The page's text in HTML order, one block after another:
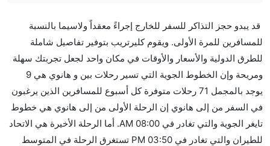
مباشرة من إلىهانوي مما تستغرقه الخطوط الجوية الأخرى؟
نعم. توفر كل من VietJet Air أسرع رحلات الطيران على
هذا الطريق،
هل توفر شركات الطيران مساحة إضافية للنوم؟
كثير من خطوط طيران درجة رجال الأعمال توفر مساحة
إضافية للنوم.
هل يمكنني حمل طعامي الخاص؟
قد يبدو حجز التذاكر للسفر للخارج إجراءً معقداً ولاسيما بالنسبة
للمسافرين للمرة الأولى. ويقوم كليرتريب بتوفير تفاصيل شاملة
للطرق الدولية والأسعار والأوقات في مكان واحد لجعل تجربتك سهلة
ومريحة وإن الخطوط الجوية التي تسير رحلات بين و هانوي هي 9
يوجد بالمجمل 71 رحلات متوفرة كل أسبوع للمسافرين الذين يرغبون
في السفر من إلى هانوي إن الرحلة الأولى من إلى هانوي هي خطوط
تايغر الجوية والتي تغادر في 08:00 AM. أما الرحلة الأخيرة هي الاتحاد
للطيران والتي تغادر في 03:50 PM تستغرق الرحلة في المتوسط